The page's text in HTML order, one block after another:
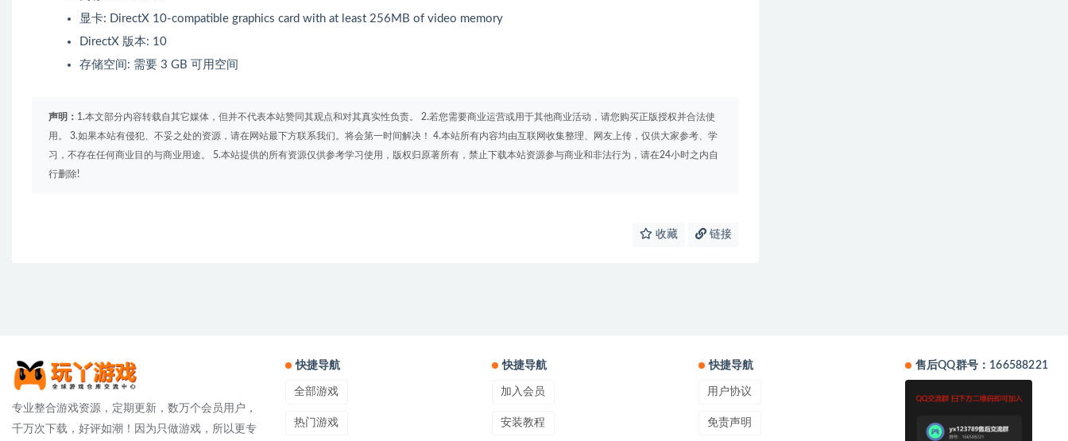
显卡: DirectX 10-compatible graphics card with at least 256MB of video memory
DirectX 版本: 10
存储空间: 需要 3 GB 可用空间
声明： 1.本文部分内容转载自其它媒体，但并不代表本站赞同其观点和对其真实性负责。 2.若您需要商业运营或用于其他商业活动，请您购买正版授权并合法使
用。 3.如果本站有侵犯、不妥之处的资源，请在网站最下方联系我们。将会第一时间解决！ 4.本站所有内容均由互联网收集整理、网友上传，仅供大家参考、学
习，不存在任何商业目的与商业用途。 5.本站提供的所有资源仅供参考学习使用，版权归原著所有，禁止下载本站资源参与商业和非法行为，请在24小时之内自
行删除!
收藏 链接
专业整合游戏资源，定期更新，数万个会员用户，
千万次下载，好评如潮！因为只做游戏，所以更专
快捷导航
全部游戏
热门游戏
快捷导航
加入会员
安装教程
快捷导航
用户协议
免责声明
售后QQ群号：166588221